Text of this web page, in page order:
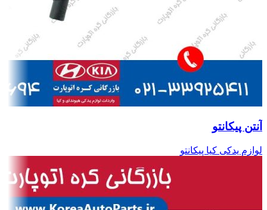
آنتن پیکانتو
لوازم یدکی کیا پیکانتو